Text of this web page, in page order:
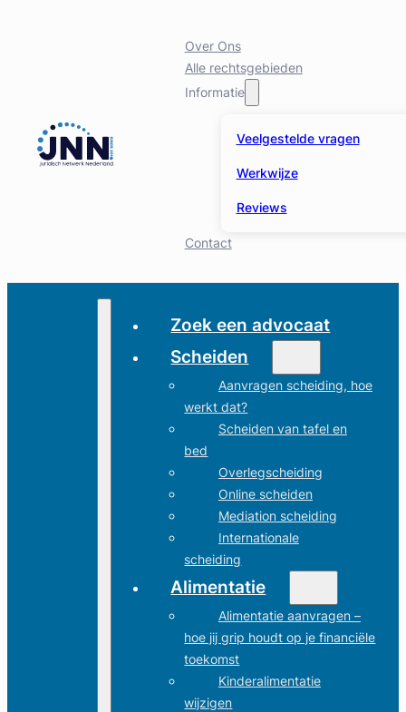
Over Ons
Alle rechtsgebieden
Informatie
Veelgestelde vragen
Werkwijze
Reviews
Contact
Zoek een advocaat
Scheiden
Aanvragen scheiding, hoe
werkt dat?
Scheiden van tafel en
bed
Overlegscheiding
Online scheiden
Mediation scheiding
Internationale
scheiding
Alimentatie
Alimentatie aanvragen –
hoe jij grip houdt op je financiële
toekomst
Kinderalimentatie
wijzigen